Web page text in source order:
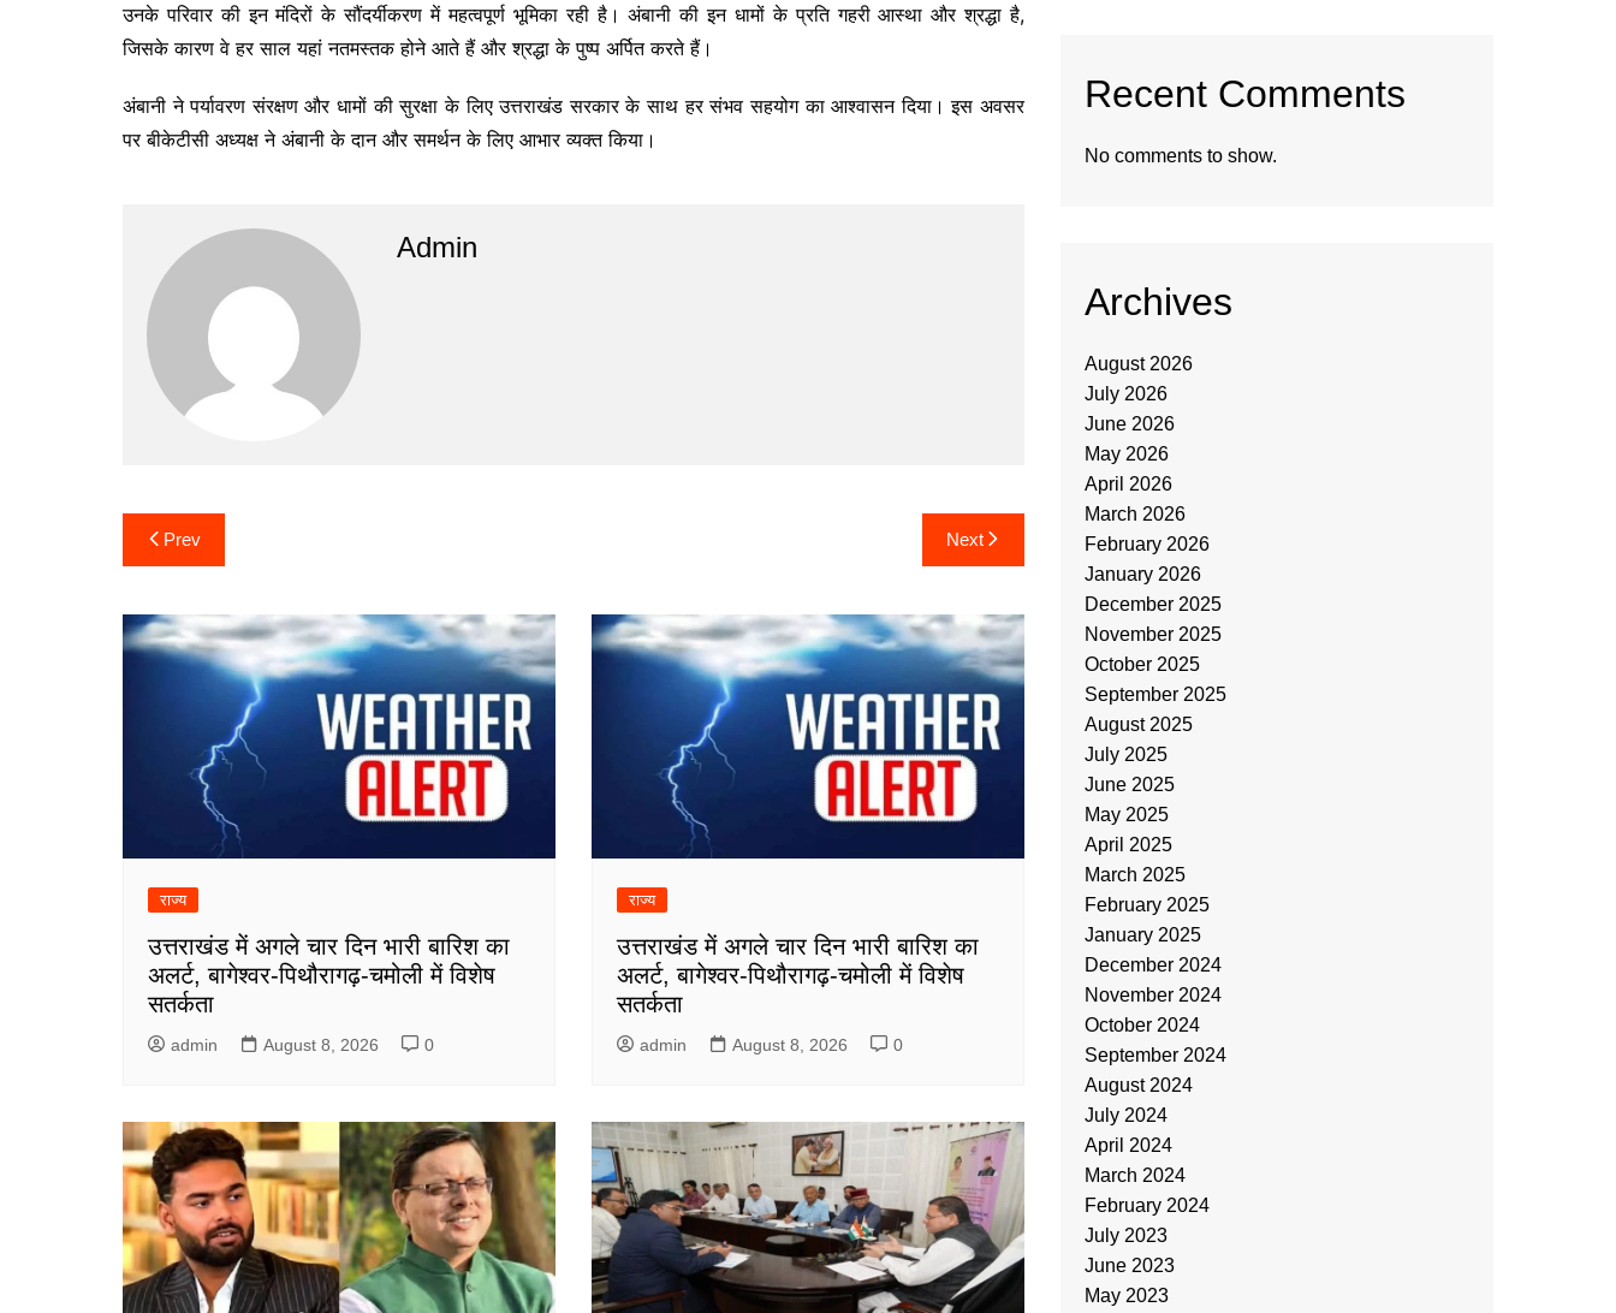
उनके परिवार की इन मंदिरों के सौंदर्यीकरण में महत्वपूर्ण भूमिका रही है। अंबानी की इन धामों के प्रति गहरी आस्था और श्रद्धा है,
जिसके कारण वे हर साल यहां नतमस्तक होने आते हैं और श्रद्धा के पुष्प अर्पित करते हैं।
अंबानी ने पर्यावरण संरक्षण और धामों की सुरक्षा के लिए उत्तराखंड सरकार के साथ हर संभव सहयोग का आश्वासन दिया। इस अवसर
पर बीकेटीसी अध्यक्ष ने अंबानी के दान और समर्थन के लिए आभार व्यक्त किया।
Admin
Post
navigation
Prev Next
राज्य
उत्तराखंड में अगले चार दिन भारी बारिश का
अलर्ट, बागेश्वर-पिथौरागढ़-चमोली में विशेष
सतर्कता
admin August 8, 2026 0
राज्य
उत्तराखंड में अगले चार दिन भारी बारिश का
अलर्ट, बागेश्वर-पिथौरागढ़-चमोली में विशेष
सतर्कता
admin August 8, 2026 0
Recent Comments
No comments to show.
Archives
August 2026
July 2026
June 2026
May 2026
April 2026
March 2026
February 2026
January 2026
December 2025
November 2025
October 2025
September 2025
August 2025
July 2025
June 2025
May 2025
April 2025
March 2025
February 2025
January 2025
December 2024
November 2024
October 2024
September 2024
August 2024
July 2024
April 2024
March 2024
February 2024
July 2023
June 2023
May 2023